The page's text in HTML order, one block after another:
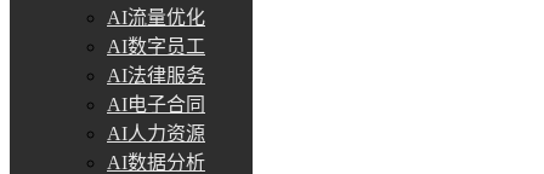
AI流量优化
AI数字员工
AI法律服务
AI电子合同
AI人力资源
AI数据分析